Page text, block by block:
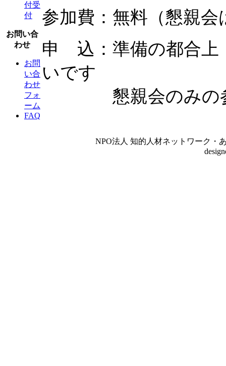
付受
付
お問い合
わせ
お問
い合
わせ
フォ
ーム
FAQ
参加費：無料（懇親会
申 込：準備の都合上
いです
懇親会のみの参
NPO法人 知的人材ネットワーク・